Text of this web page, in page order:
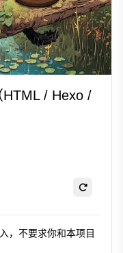
/ Hexo /
，不要求你和本项目